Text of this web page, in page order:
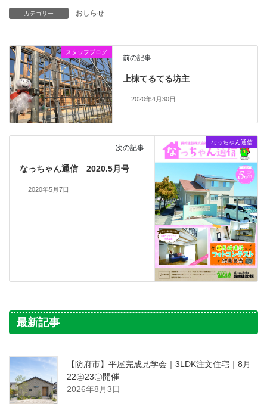
カテゴリー おしらせ
スタッフブログ
前の記事
上棟てるてる坊主
2020年4月30日
なっちゃん通信
次の記事
なっちゃん通信 2020.5月号
2020年5月7日
最新記事
【防府市】平屋完成見学会｜3LDK注文住宅｜8月
22㊏23㊐開催
2026年8月3日